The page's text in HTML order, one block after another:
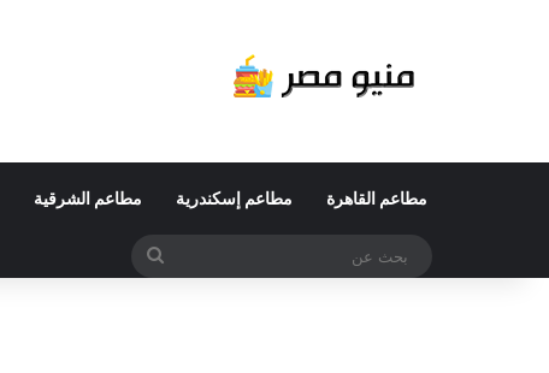
مطاعم القاهرة مطاعم إسكندرية مطاعم الشرقية